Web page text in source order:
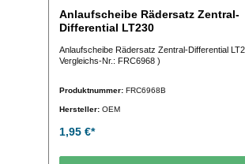
Anlaufscheibe Rädersatz Zentral-
Differential LT230
Anlaufscheibe Rädersatz Zentral-Differential
Vergleichs-Nr.: FRC6968 )
Produktnummer: FRC6968B
Hersteller: OEM
1,95 €*